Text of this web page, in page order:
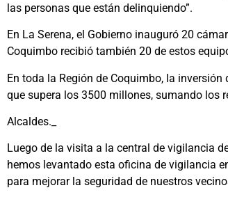
las personas que están delinquiendo”.
En La Serena, el Gobierno inauguró 20
Coquimbo recibió también 20 de estos
En toda la Región de Coquimbo, la
que supera los 3500 millones, sumando los
Alcaldes._
Luego de la visita a la central de vigilancia
hemos levantado esta oficina de vigilancia
para mejorar la seguridad de nuestros